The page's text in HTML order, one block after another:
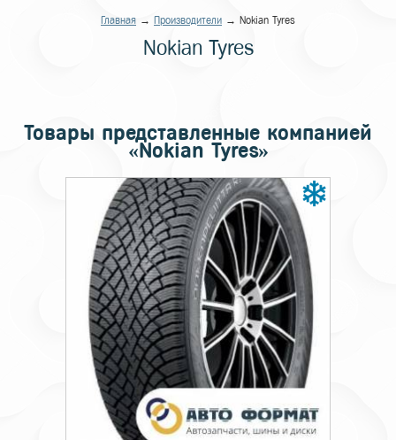
Главная → Производители → Nokian Tyres
Nokian Tyres
Товары представленные компанией
«Nokian Tyres»